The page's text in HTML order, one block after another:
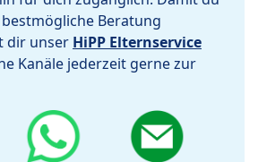
Beratung
dir unser HiPP Elternservice
Kanäle jederzeit gerne zur